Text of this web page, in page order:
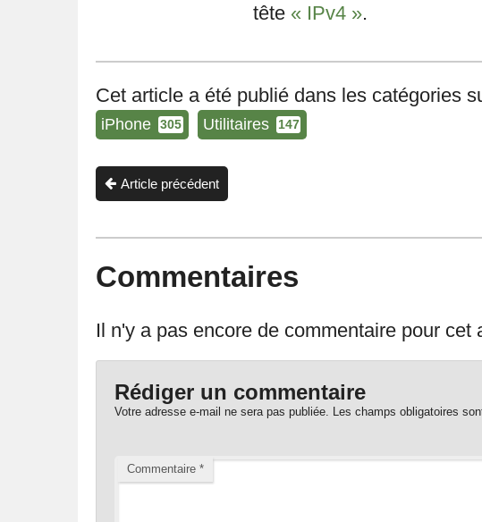
tête « IPv4 ».
Cet article a été publié dans les catégories
iPhone 305 Utilitaires 147
Article précédent
Commentaires
Il n'y a pas encore de commentaire pour
Rédiger un commentaire
Votre adresse e-mail ne sera pas publiée. Les champs obligatoires
Commentaire *